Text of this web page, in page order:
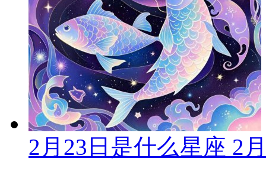
2月23日是什么星座 2